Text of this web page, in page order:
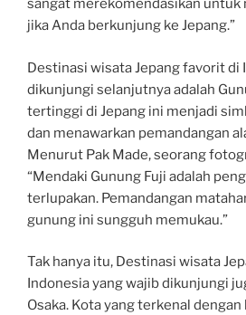
sangat merekomendasikan untuk
jika Anda berkunjung ke Jepang.”
Destinasi wisata Jepang favorit di
dikunjungi selanjutnya adalah
tertinggi di Jepang ini menjadi
dan menawarkan pemandangan
Menurut Pak Made, seorang
“Mendaki Gunung Fuji adalah
terlupakan. Pemandangan
gunung ini sungguh memukau.”
Tak hanya itu, Destinasi wisata
Indonesia yang wajib dikunjungi
Osaka. Kota yang terkenal